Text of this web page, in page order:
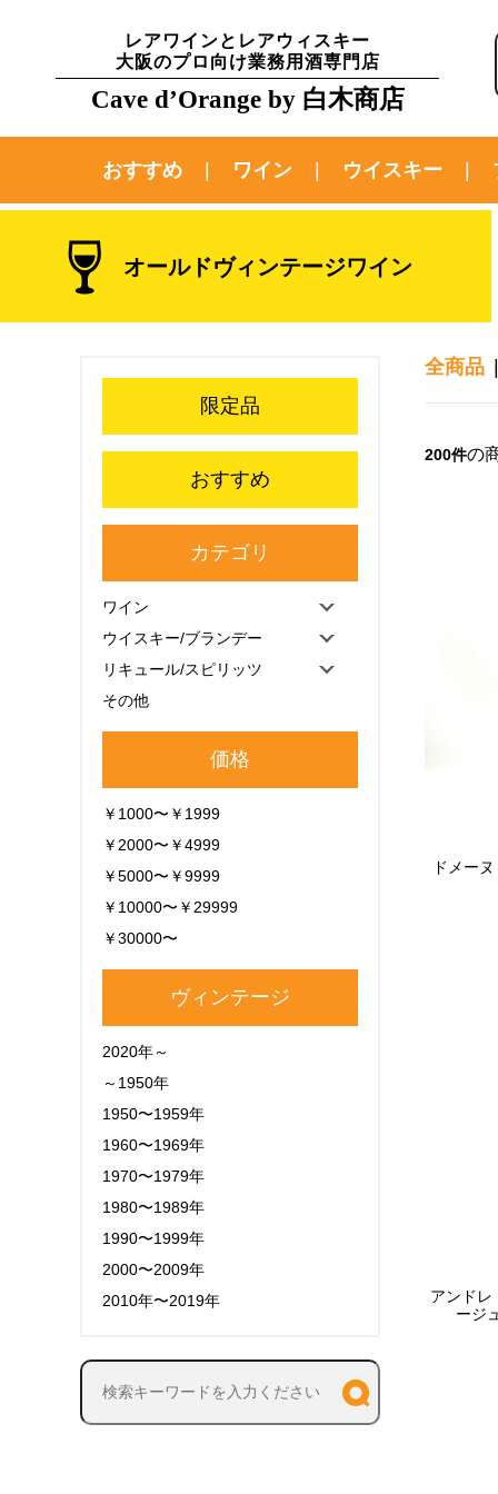
レアワインとレアウィスキー
大阪のプロ向け業務用酒専門店
Cave d’Orange by 白木商店
おすすめ ワイン ウイスキー
オールドヴィンテージワイン
全商品
200件の
ドメー
アンドレ
ージ
限定品
おすすめ
カテゴリ
ワイン
ウイスキー/ブランデー
リキュール/スピリッツ
その他
価格
￥1000〜￥1999
￥2000〜￥4999
￥5000〜￥9999
￥10000〜￥29999
￥30000〜
ヴィンテージ
2020年～
～1950年
1950〜1959年
1960〜1969年
1970〜1979年
1980〜1989年
1990〜1999年
2000〜2009年
2010年〜2019年